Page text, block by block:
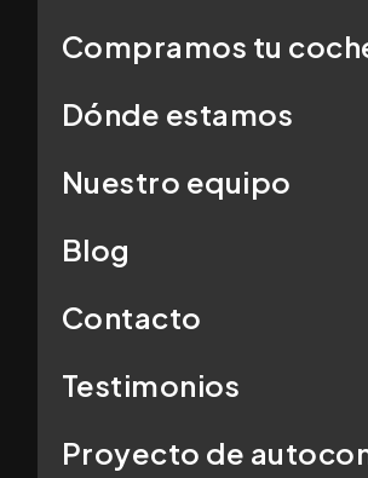
Compramos tu
Dónde estamos
Nuestro equipo
Blog
Contacto
Testimonios
Proyecto de